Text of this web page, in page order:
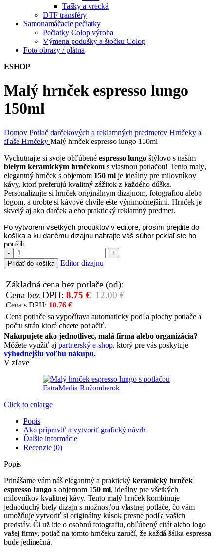
Tašky a vrecká
DTF transféry
Samonamáčacie pečiatky
Pečiatky Colop výroba
Výmena podušky a štočku Colop
Foto obrazy / plátna
ESHOP
Malý hrnček espresso lungo
150ml
Domov Potlač darčekových a reklamných predmetov Hrnčeky a
fľaše Hrnčeky Malý hrnček espresso lungo 150ml
Vychutnajte si svoje obľúbené espresso lungo štýlovo s naším
bielym keramickým hrnčekom s vlastnou potlačou! Tento malý,
elegantný hrnček s objemom 150 ml je ideálny pre milovníkov
kávy, ktorí preferujú kvalitný zážitok z každého dúška.
Personalizujte si hrnček originálnym dizajnom, fotografiou alebo
logom, a urobte si kávové chvíle ešte výnimočnejšími. Hrnček je
skvelý aj ako darček alebo praktický reklamný predmet.
Po vytvorení všetkých produktov v editore, prosím prejdite do
košíka a ku danému dizajnu nahrajte váš súbor pokiaľ ste ho
použili.
množstvo
Malý
hrnček
lungo
150ml
Pridať do košíka Editor dizajnu
Základná cena bez potlače (od):
Cena bez DPH: 8.75 € 12.00 €
Cena s DPH: 10.76 €
Cena potlače sa vypočítava automaticky podľa plochy potlače a
počtu strán ktoré chcete potlačiť.
Nakupujete ako jednotlivec, malá firma alebo organizácia?
Môžete využiť aj partnerský e-shop, ktorý pre vás poskytuje
výhodnejšiu voľbu nákupu.
V zľave
Click to enlarge
Popis
Ako pripraviť a vytvoriť grafický návrh
Ďalšie informácie
Recenzie (0)
Popis
Prinášame vám náš elegantný a praktický keramický hrnček
espresso lungo s objemom 150 ml, ideálny pre všetkých
milovníkov kvalitnej kávy. Tento malý hrnček kombinuje
jednoduchý biely dizajn s možnosťou vlastnej potlače, čo vám
umožňuje vytvoriť si originálny kúsok presne podľa vašich
predstáv. Či už ide o osobnú fotografiu, obľúbený citát alebo logo
vašej firmy, potlač na tomto hrnčeku zaručí, že každá šálka espressa
bude jedinečná.